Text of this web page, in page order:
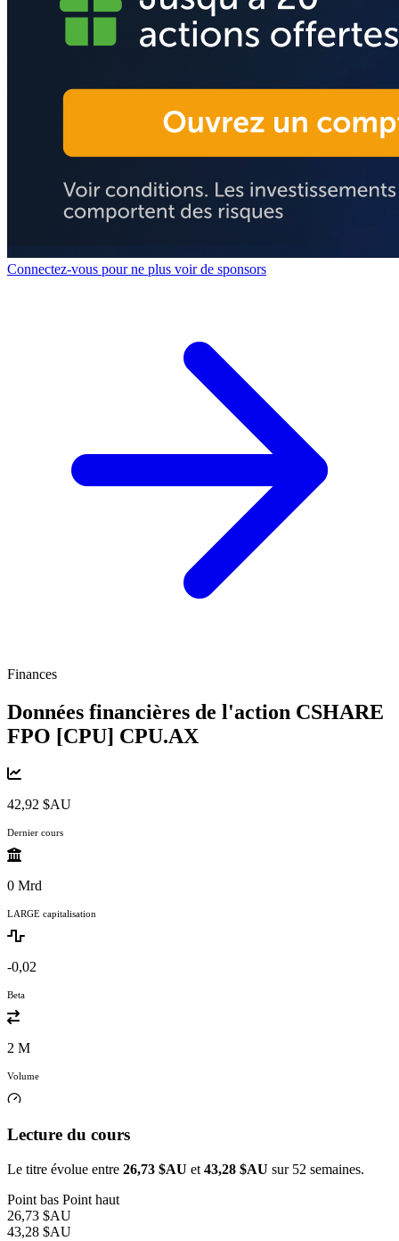
Connectez-vous pour ne plus voir de sponsors
Finances
Données financières de l'action CSHARE
FPO [CPU] CPU.AX
42,92 $AU
Dernier cours
0 Mrd
LARGE capitalisation
-0,02
Beta
2 M
Volume
Lecture du cours
Le titre évolue entre 26,73 $AU et 43,28 $AU sur 52 semaines.
Point bas Point haut
26,73 $AU
43,28 $AU